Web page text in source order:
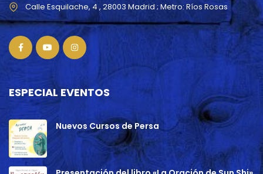
ESPECIAL EVENTOS
Nuevos Cursos de Persa